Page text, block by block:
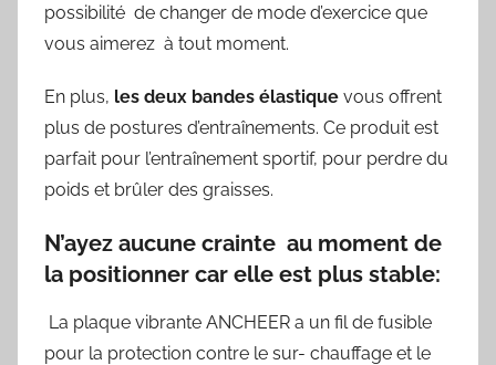
possibilité de changer de mode d’exercice que
vous aimerez à tout moment.
En plus, les deux bandes élastique vous offrent
plus de postures d’entraînements. Ce produit est
parfait pour l’entraînement sportif, pour perdre du
poids et brûler des graisses.
N’ayez aucune crainte au moment de
la positionner car elle est plus stable:
La plaque vibrante ANCHEER a un fil de fusible
pour la protection contre le sur- chauffage et le